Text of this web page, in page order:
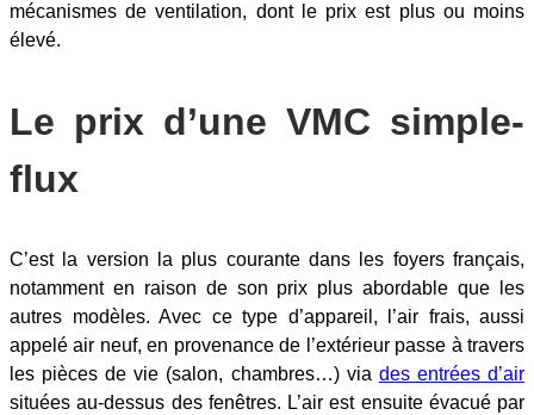
mécanismes de ventilation, dont le prix est plus ou moins
élevé.
Le prix d’une VMC simple-
flux
C’est la version la plus courante dans les foyers français,
notamment en raison de son prix plus abordable que les
autres modèles. Avec ce type d’appareil, l’air frais, aussi
appelé air neuf, en provenance de l’extérieur passe à travers
les pièces de vie (salon, chambres…) via des entrées d’air
situées au-dessus des fenêtres. L’air est ensuite évacué par